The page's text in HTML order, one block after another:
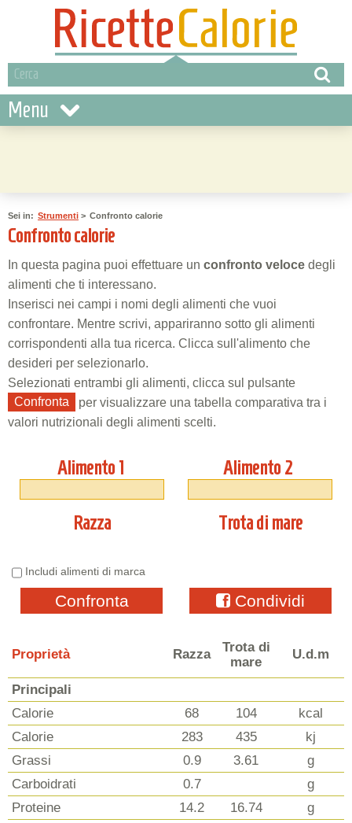
Menu
Sei in: Strumenti > Confronto calorie
Confronto calorie
In questa pagina puoi effettuare un confronto veloce degli
alimenti che ti interessano.
Inserisci nei campi i nomi degli alimenti che vuoi
confrontare. Mentre scrivi, appariranno sotto gli alimenti
corrispondenti alla tua ricerca. Clicca sull'alimento che
desideri per selezionarlo.
Selezionati entrambi gli alimenti, clicca sul pulsante
Confronta
per visualizzare una tabella comparativa tra i
valori nutrizionali degli alimenti scelti.
Alimento 1
Razza
Alimento 2
Trota di mare
Includi alimenti di marca
Confronta Condividi
Proprietà Razza
Trota di
mare
U.d.m
Principali
Calorie
68 104
kcal
Calorie
283 435
kj
Grassi
0.9 3.61
g
Carboidrati
0.7
g
Proteine
14.2 16.74
g